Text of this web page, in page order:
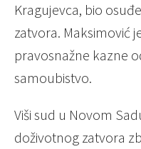
Kragujevca, bio
zatvora. Maksimović
pravosnažne kazne
samoubistvo.
Viši sud u Novom
doživotnog zatvora